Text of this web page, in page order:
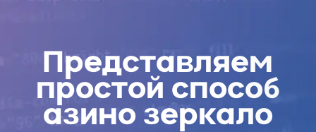
Представляем
простой способ
азино зеркало